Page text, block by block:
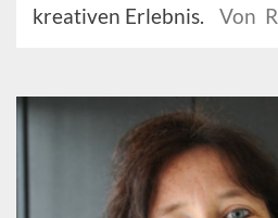
kreativen Erlebnis.
Von